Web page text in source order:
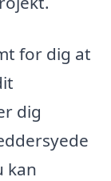
for dig at
dig
kan